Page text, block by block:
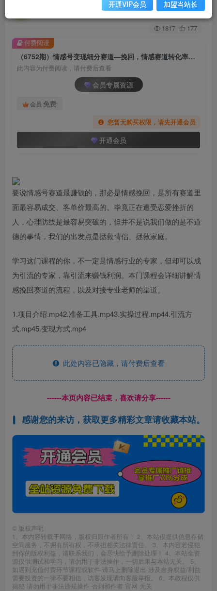
关注
1817 177
（6752期）情感号变现细分赛道—挽回，情感赛道转化率天花板（附渠道）
此内容为付费阅读，请付费后查看
会员专属资源
会员 免费
您暂无购买权限，请先开通会员
开通会员
付费阅读
要说情感号赛道最赚钱的，那必是情感挽回，是所有赛道里
面最容易成交、客单价最高的。毕竟正在遭受恋爱挫折的
人，心理防线是最容易突破的，但并不是说我们做的是不道
德的事情，我们的出发点是拯救情侣、拯救家庭。
学习这门课程的你，不一定是情感行业的专家，但却可以成
为引流的专家，靠引流来赚钱利润。本门课程会详细讲解情
感挽回赛道的流程，以及对接专业老师的渠道。
1.项目介绍.mp42.准备工具.mp43.实操过程.mp44.引流方
式.mp45.变现方式.mp4
此处内容已隐藏，请付费后查看
------本页内容已结束，喜欢请分享------
感谢您的来访，获取更多精彩文章请收藏本站。
© 版权声明
1、本内容转载于网络，版权归原作者所有！ 2、本站仅提供信息存储
空间服务，不拥有所有权，不承担相关法律责任。 3、本内容若侵犯
到你的版权利益，请联系我们，会尽快给予删除处理！ 4、本站全资
源仅供测试和学习，请勿用于非法操作，一切后果与本站无关。 5、
如遇到充值付费环节课程或软件 请马上删除退出 涉及自身权益/利益
需要投资的一律不要相信，访客发现请向客服举报。 6、本教程仅供
揭秘 请勿用于非法违规操作 否则和作者 官网 无关
开通VIP会员 加盟当站长